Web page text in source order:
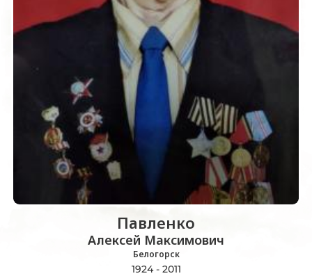
Павленко
Алексей Максимович
Белогорск
1924 - 2011